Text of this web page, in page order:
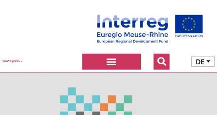
DE